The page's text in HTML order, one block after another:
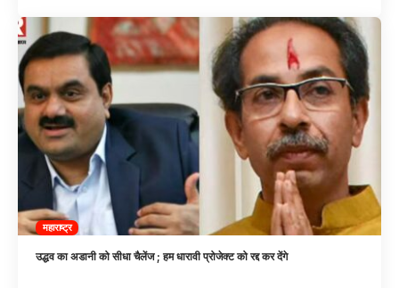
महाराष्ट्र
उद्धव का अडानी को सीधा चैलेंज ; हम धारावी प्रोजेक्ट को रद्द कर देंगे